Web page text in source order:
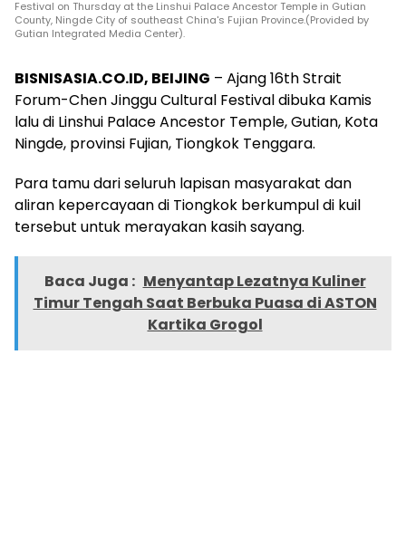
Festival on Thursday at the Linshui Palace Ancestor Temple in Gutian
County, Ningde City of southeast China's Fujian Province.(Provided by
Gutian Integrated Media Center).
BISNISASIA.CO.ID, BEIJING – Ajang 16th Strait
Forum-Chen Jinggu Cultural Festival dibuka Kamis
lalu di Linshui Palace Ancestor Temple, Gutian, Kota
Ningde, provinsi Fujian, Tiongkok Tenggara.
Para tamu dari seluruh lapisan masyarakat dan
aliran kepercayaan di Tiongkok berkumpul di kuil
tersebut untuk merayakan kasih sayang.
Baca Juga : Menyantap Lezatnya Kuliner
Timur Tengah Saat Berbuka Puasa di ASTON
Kartika Grogol